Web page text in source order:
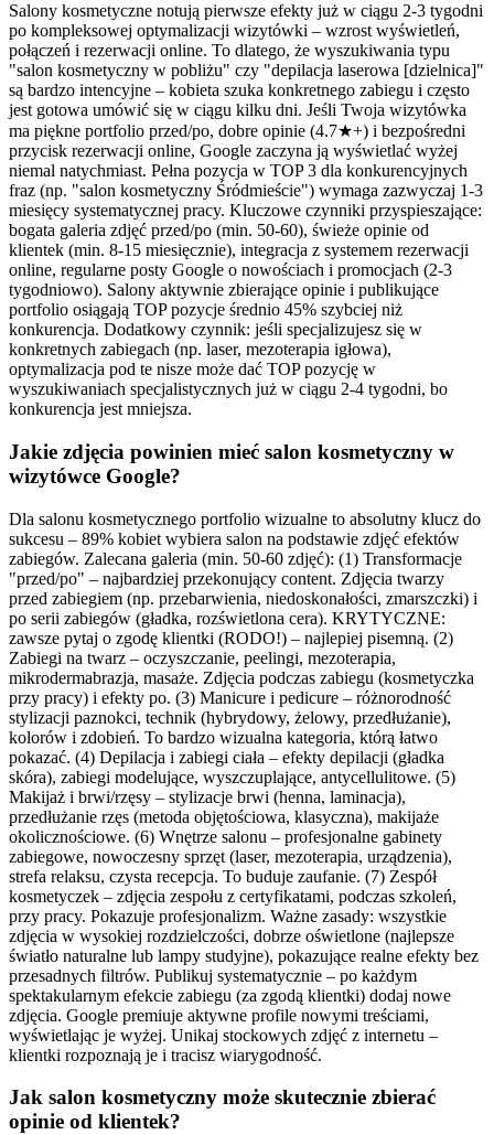
Salony kosmetyczne notują pierwsze efekty już w ciągu 2-3 tygodni
po kompleksowej optymalizacji wizytówki – wzrost wyświetleń,
połączeń i rezerwacji online. To dlatego, że wyszukiwania typu
"salon kosmetyczny w pobliżu" czy "depilacja laserowa [dzielnica]"
są bardzo intencyjne – kobieta szuka konkretnego zabiegu i często
jest gotowa umówić się w ciągu kilku dni. Jeśli Twoja wizytówka
ma piękne portfolio przed/po, dobre opinie (4.7★+) i bezpośredni
przycisk rezerwacji online, Google zaczyna ją wyświetlać wyżej
niemal natychmiast. Pełna pozycja w TOP 3 dla konkurencyjnych
fraz (np. "salon kosmetyczny Śródmieście") wymaga zazwyczaj 1-3
miesięcy systematycznej pracy. Kluczowe czynniki przyspieszające:
bogata galeria zdjęć przed/po (min. 50-60), świeże opinie od
klientek (min. 8-15 miesięcznie), integracja z systemem rezerwacji
online, regularne posty Google o nowościach i promocjach (2-3
tygodniowo). Salony aktywnie zbierające opinie i publikujące
portfolio osiągają TOP pozycje średnio 45% szybciej niż
konkurencja. Dodatkowy czynnik: jeśli specjalizujesz się w
konkretnych zabiegach (np. laser, mezoterapia igłowa),
optymalizacja pod te nisze może dać TOP pozycję w
wyszukiwaniach specjalistycznych już w ciągu 2-4 tygodni, bo
konkurencja jest mniejsza.
Jakie zdjęcia powinien mieć salon kosmetyczny w
wizytówce Google?
Dla salonu kosmetycznego portfolio wizualne to absolutny klucz do
sukcesu – 89% kobiet wybiera salon na podstawie zdjęć efektów
zabiegów. Zalecana galeria (min. 50-60 zdjęć): (1) Transformacje
"przed/po" – najbardziej przekonujący content. Zdjęcia twarzy
przed zabiegiem (np. przebarwienia, niedoskonałości, zmarszczki) i
po serii zabiegów (gładka, rozświetlona cera). KRYTYCZNE:
zawsze pytaj o zgodę klientki (RODO!) – najlepiej pisemną. (2)
Zabiegi na twarz – oczyszczanie, peelingi, mezoterapia,
mikrodermabrazja, masaże. Zdjęcia podczas zabiegu (kosmetyczka
przy pracy) i efekty po. (3) Manicure i pedicure – różnorodność
stylizacji paznokci, technik (hybrydowy, żelowy, przedłużanie),
kolorów i zdobień. To bardzo wizualna kategoria, którą łatwo
pokazać. (4) Depilacja i zabiegi ciała – efekty depilacji (gładka
skóra), zabiegi modelujące, wyszczuplające, antycellulitowe. (5)
Makijaż i brwi/rzęsy – stylizacje brwi (henna, laminacja),
przedłużanie rzęs (metoda objętościowa, klasyczna), makijaże
okolicznościowe. (6) Wnętrze salonu – profesjonalne gabinety
zabiegowe, nowoczesny sprzęt (laser, mezoterapia, urządzenia),
strefa relaksu, czysta recepcja. To buduje zaufanie. (7) Zespół
kosmetyczek – zdjęcia zespołu z certyfikatami, podczas szkoleń,
przy pracy. Pokazuje profesjonalizm. Ważne zasady: wszystkie
zdjęcia w wysokiej rozdzielczości, dobrze oświetlone (najlepsze
światło naturalne lub lampy studyjne), pokazujące realne efekty bez
przesadnych filtrów. Publikuj systematycznie – po każdym
spektakularnym efekcie zabiegu (za zgodą klientki) dodaj nowe
zdjęcia. Google premiuje aktywne profile nowymi treściami,
wyświetlając je wyżej. Unikaj stockowych zdjęć z internetu –
klientki rozpoznają je i tracisz wiarygodność.
Jak salon kosmetyczny może skutecznie zbierać
opinie od klientek?